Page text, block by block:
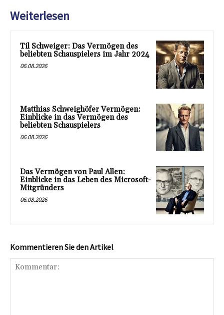
Weiterlesen
Til Schweiger: Das Vermögen des
beliebten Schauspielers im Jahr 2024
06.08.2026
Matthias Schweighöfer Vermögen:
Einblicke in das Vermögen des
beliebten Schauspielers
06.08.2026
Das Vermögen von Paul Allen:
Einblicke in das Leben des Microsoft-
Mitgründers
06.08.2026
Kommentieren Sie den Artikel